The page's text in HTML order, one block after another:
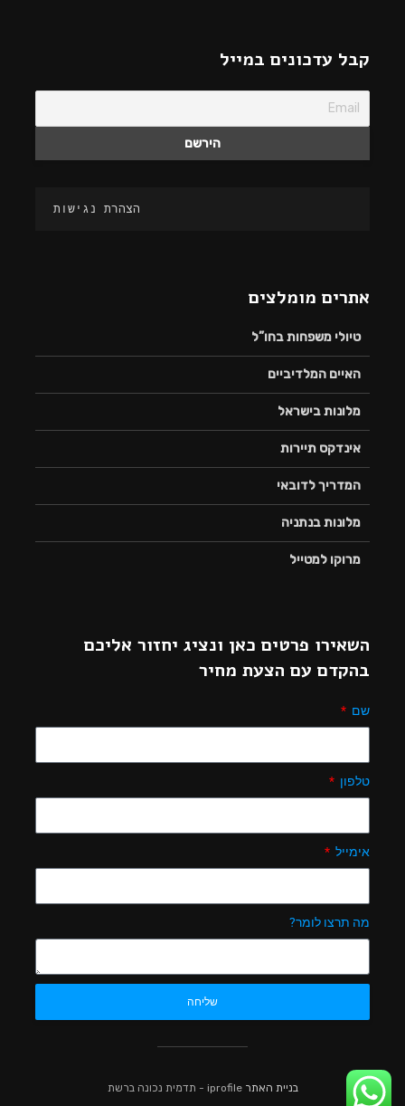
קבל עדכונים במייל
הצהרת נגישות
אתרים מומלצים
טיולי משפחות בחו”ל
האיים המלדיביים
מלונות בישראל
אינדקס תיירות
המדריך לדובאי
מלונות בנתניה
מרוקו למטייל
השאירו פרטים כאן ונציג יחזור אליכם
בהקדם עם הצעת מחיר
שם
טלפון
אימייל
מה תרצו לומר?
שליחה
בניית האתרiprofile - תדמית נכונה ברשת